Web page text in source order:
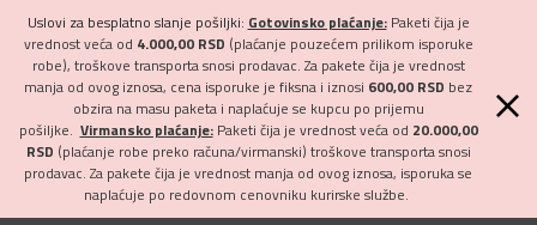
Uslovi za besplatno slanje pošiljki: Gotovinsko plaćanje:Paketi čija je
vrednost veća od 4.000,00 RSD (plaćanje pouzećem prilikom isporuke
robe), troškove transporta snosi prodavac. Za pakete čija je vrednost
manja od ovog iznosa, cena isporuke je fiksna i iznosi 600,00 RSD bez
obzira na masu paketa i naplaćuje se kupcu po prijemu
pošiljke. Virmansko plaćanje:Paketi čija je vrednost veća od 20.000,00
RSD (plaćanje robe preko računa/virmanski) troškove transporta snosi
prodavac. Za pakete čija je vrednost manja od ovog iznosa, isporuka se
naplaćuje po redovnom cenovniku kurirske službe.